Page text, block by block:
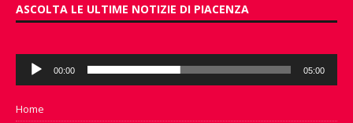
ASCOLTA LE ULTIME NOTIZIE DI PIACENZA
Audio
Player
00:00 05:00
Home